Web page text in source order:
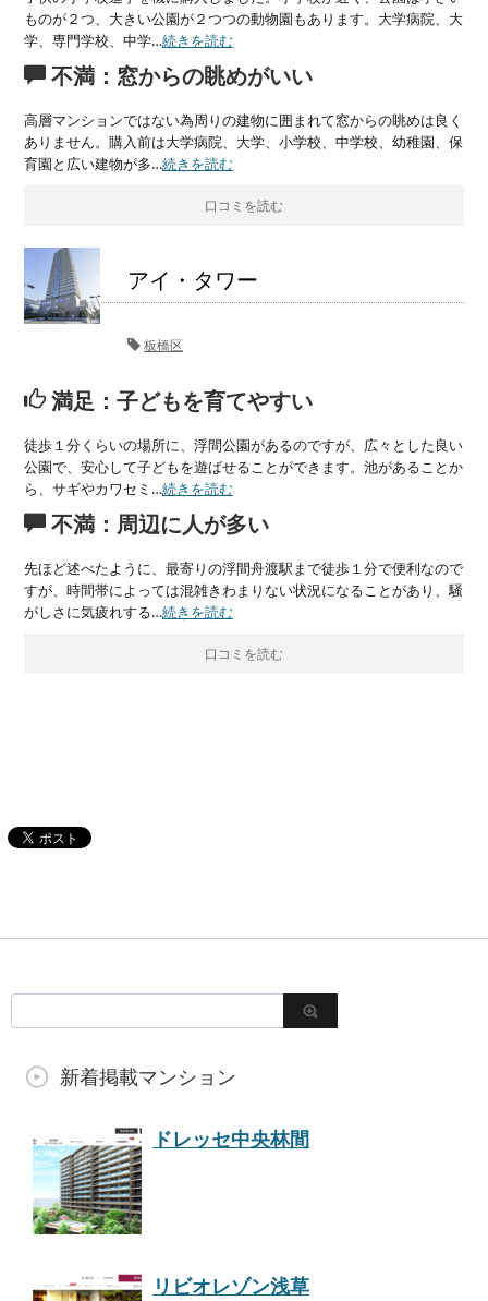
ものが２つ、大きい公園が２つつの動物園もあります。大学病院、大
学、専門学校、中学…続きを読む
不満：窓からの眺めがいい
高層マンションではない為周りの建物に囲まれて窓からの眺めは良く
ありません。購入前は大学病院、大学、小学校、中学校、幼稚園、保
育園と広い建物が多…続きを読む
口コミを読む
アイ・タワー
板橋区
満足：子どもを育てやすい
徒歩１分くらいの場所に、浮間公園があるのですが、広々とした良い
公園で、安心して子どもを遊ばせることができます。池があることか
ら、サギやカワセミ…続きを読む
不満：周辺に人が多い
先ほど述べたように、最寄りの浮間舟渡駅まで徒歩１分で便利なので
すが、時間帯によっては混雑きわまりない状況になることがあり、騒
がしさに気疲れする…続きを読む
口コミを読む
新着掲載マンション
ドレッセ中央林間
リビオレゾン浅草